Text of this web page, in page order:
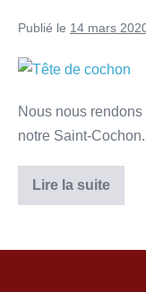
Publié le 14 mars
Nous nous
notre Saint-Cochon.
Lire la suite